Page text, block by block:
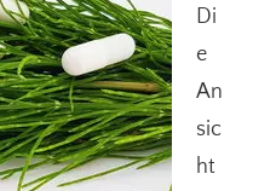
Di
e
An
sic
ht